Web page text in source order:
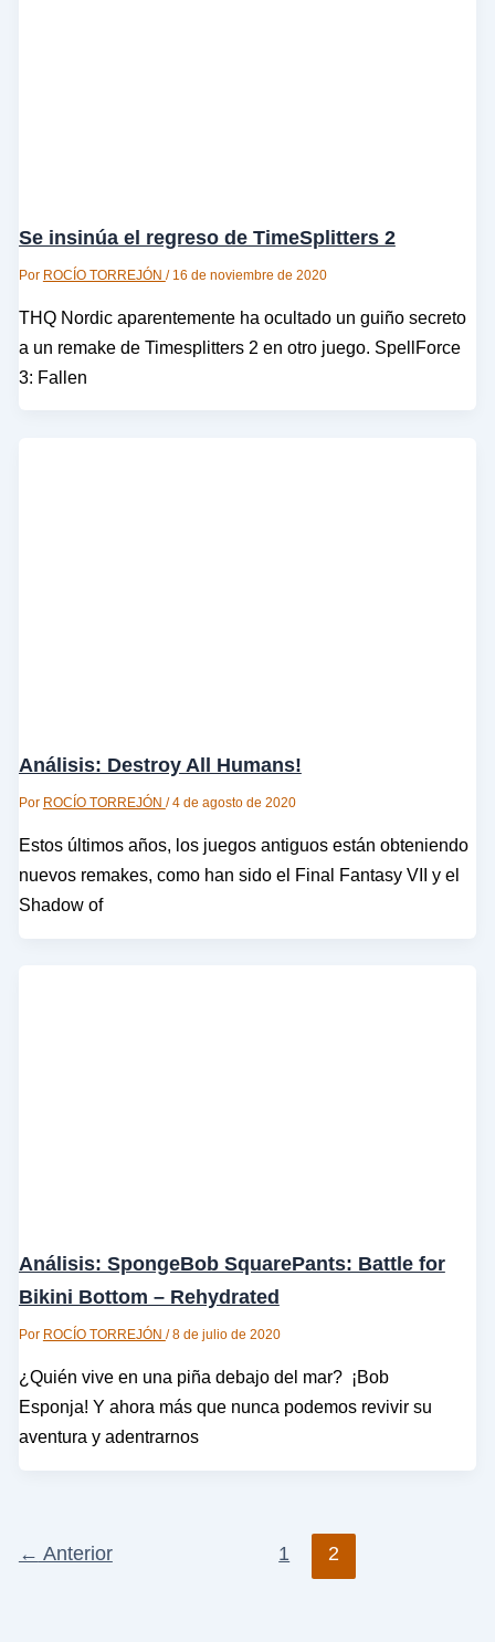
Se insinúa el regreso de TimeSplitters 2
Por ROCÍO TORREJÓN / 16 de noviembre de 2020
THQ Nordic aparentemente ha ocultado un guiño secreto
a un remake de Timesplitters 2 en otro juego. SpellForce
3: Fallen
Análisis: Destroy All Humans!
Por ROCÍO TORREJÓN /4 de agosto de 2020
Estos últimos años, los juegos antiguos están obteniendo
nuevos remakes, como han sido el Final Fantasy VII y el
Shadow of
Análisis: SpongeBob SquarePants: Battle for
Bikini Bottom – Rehydrated
Por ROCÍO TORREJÓN /8 de julio de 2020
¿Quién vive en una piña debajo del mar? ¡Bob
Esponja! Y ahora más que nunca podemos revivir su
aventura y adentrarnos
← Anterior 1 2